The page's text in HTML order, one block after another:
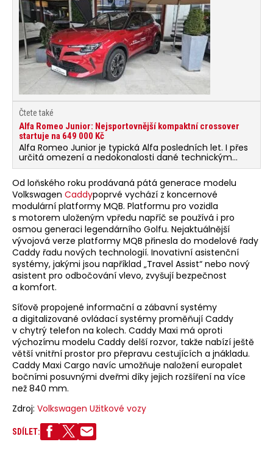
Čtete také
Alfa Romeo Junior: Nejsportovnější kompaktní crossover
startuje na 649 000 Kč
Alfa Romeo Junior je typická Alfa posledních let. I přes
určitá omezení a nedokonalosti dané technickým
základem koncernu Stellantis vzniklo auto, které
s příbuznými vozy na první pohled spojuje jen pár
tlačítek.
Od loňského roku prodávaná pátá generace modelu
Volkswagen Caddypoprvé vychází z koncernové
modulární platformy MQB. Platformu pro vozidla
s motorem uloženým vpředu napříč se používá i pro
osmou generaci legendárního Golfu. Nejaktuálnější
vývojová verze platformy MQB přinesla do modelové řady
Caddy řadu nových technologií. Inovativní asistenční
systémy, jakými jsou například „Travel Assist“ nebo nový
asistent pro odbočování vlevo, zvyšují bezpečnost
a komfort.
Síťově propojené informační a zábavní systémy
a digitalizované ovládací systémy proměňují Caddy
v chytrý telefon na kolech. Caddy Maxi má oproti
výchozímu modelu Caddy delší rozvor, takže nabízí ještě
větší vnitřní prostor pro přepravu cestujících a jnákladu.
Caddy Maxi Cargo navíc umožňuje naložení europalet
bočními posuvnými dveřmi díky jejich rozšíření na více
než 840 mm.
Zdroj: Volkswagen Užitkové vozy
SDÍLET: